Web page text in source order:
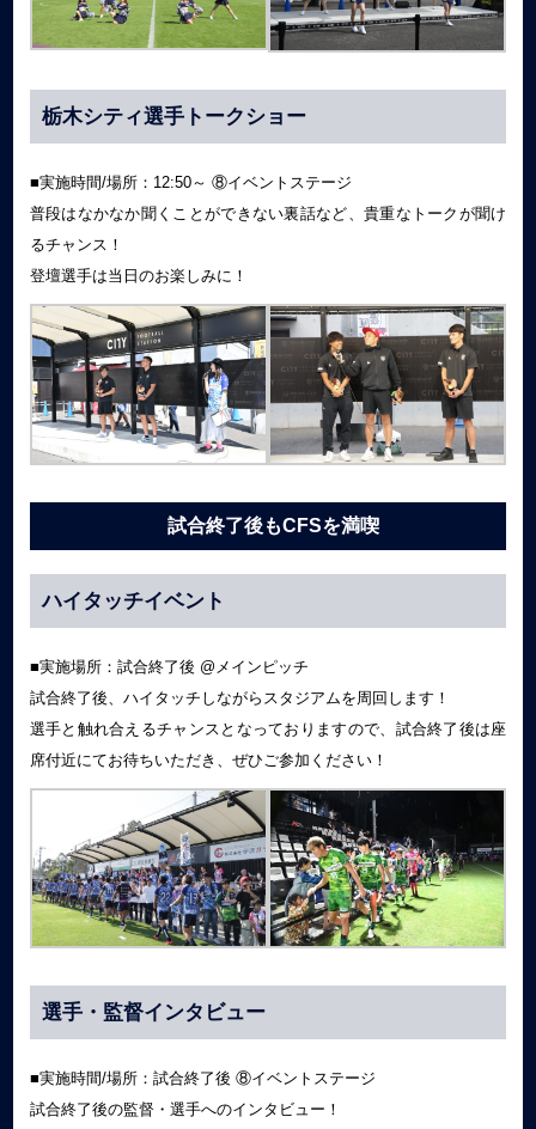
栃木シティ選手トークショー
■実施時間/場所：12:50～ ⑧イベントステージ
普段はなかなか聞くことができない裏話など、貴重なトークが聞け
るチャンス！
登壇選手は当日のお楽しみに！
試合終了後もCFSを満喫
ハイタッチイベント
■実施場所：試合終了後 @メインピッチ
試合終了後、ハイタッチしながらスタジアムを周回します！
選手と触れ合えるチャンスとなっておりますので、試合終了後は座
席付近にてお待ちいただき、ぜひご参加ください！
選手・監督インタビュー
■実施時間/場所：試合終了後 ⑧イベントステージ
試合終了後の監督・選手へのインタビュー！